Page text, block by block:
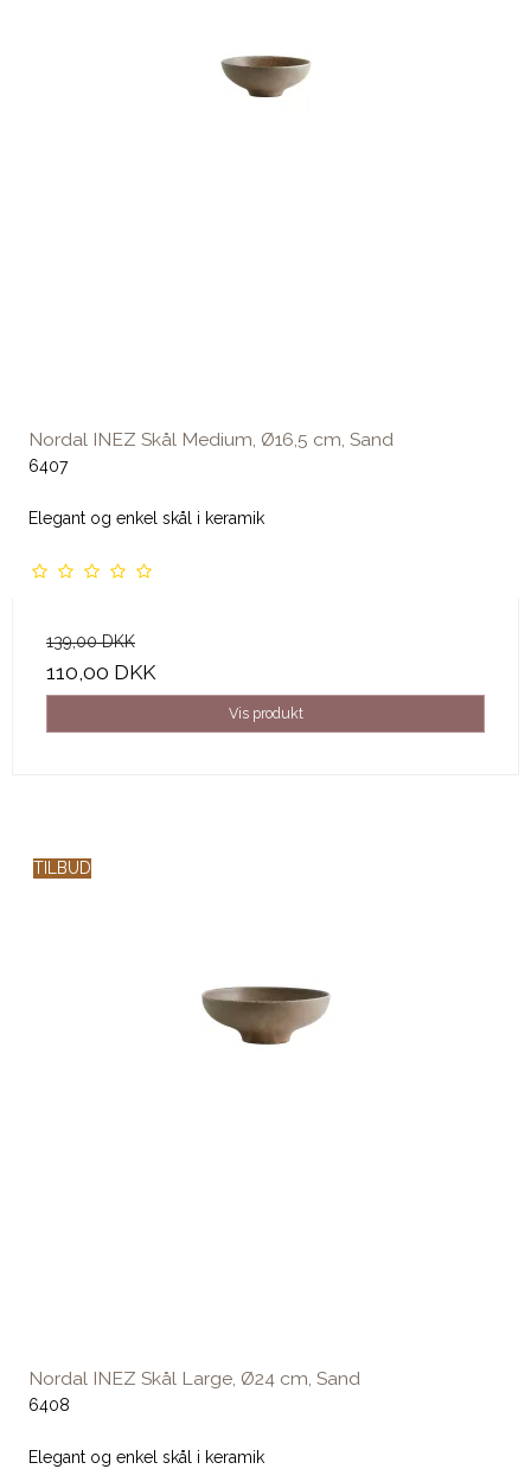
Nordal INEZ Skål Medium, Ø16,5 cm, Sand
6407
Elegant og enkel skål i keramik
139,00 DKK
110,00 DKK
Vis produkt
TILBUD
Nordal INEZ Skål Large, Ø24 cm, Sand
6408
Elegant og enkel skål i keramik